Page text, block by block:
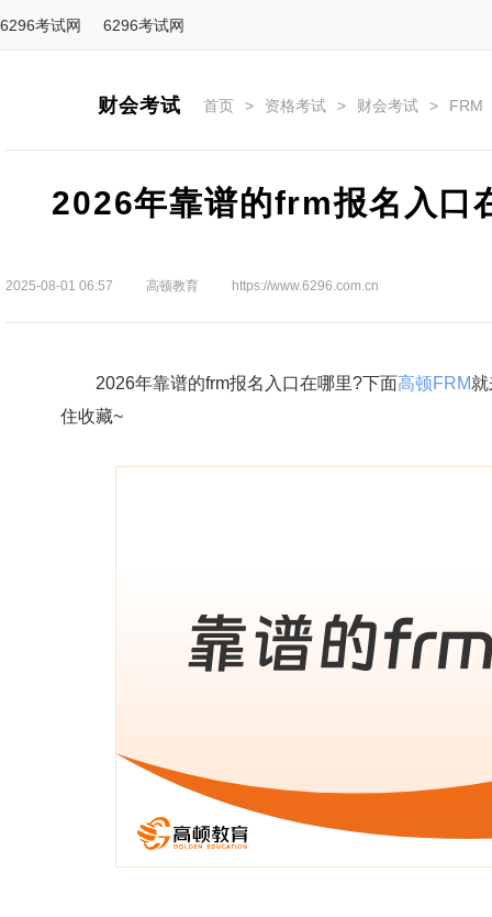
6296考试网 6296考试网
财会考试 首页 > 资格考试 > 财会考试 > FRM
2026年靠谱的frm报名入口
2025-08-01 06:57 高顿教育 https://www.6296.com.cn
2026年靠谱的frm报名入口在哪里?下面高顿FRM
住收藏~